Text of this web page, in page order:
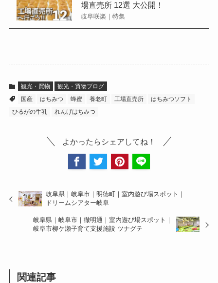
場直売所 12選 大公開！
岐阜咲楽｜特集
観光・買物
観光・買物ブログ
国産
はちみつ 蜂蜜 養老町 工場直売所
はちみつソフト
ひるがの牛乳
れんげはちみつ
よかったらシェアしてね！
岐阜県｜岐阜市｜明徳町｜室内遊び場スポット｜
ドリームシアター岐阜
岐阜県｜岐阜市｜徹明通｜室内遊び場スポット｜
岐阜市柳ケ瀬子育て支援施設 ツナグテ
関連記事